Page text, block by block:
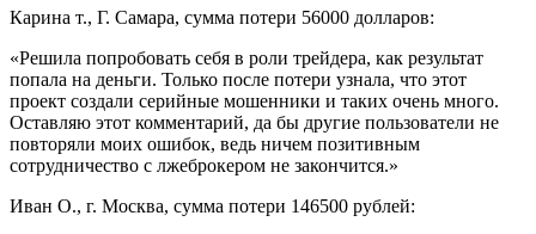
Карина т., Г. Самара, сумма потери 56000 долларов:
«Решила попробовать себя в роли трейдера, как результат
попала на деньги. Только после потери узнала, что этот
проект создали серийные мошенники и таких очень много.
Оставляю этот комментарий, да бы другие пользователи не
повторяли моих ошибок, ведь ничем позитивным
сотрудничество с лжеброкером не закончится.»
Иван О., г. Москва, сумма потери 146500 рублей: